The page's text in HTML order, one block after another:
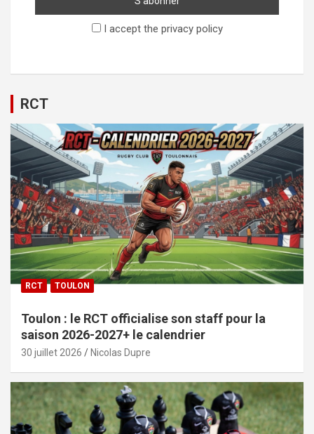
I accept the privacy policy
RCT
RCT TOULON
Toulon : le RCT officialise son staff pour la
saison 2026-2027+ le calendrier
30 juillet 2026 Nicolas Dupre